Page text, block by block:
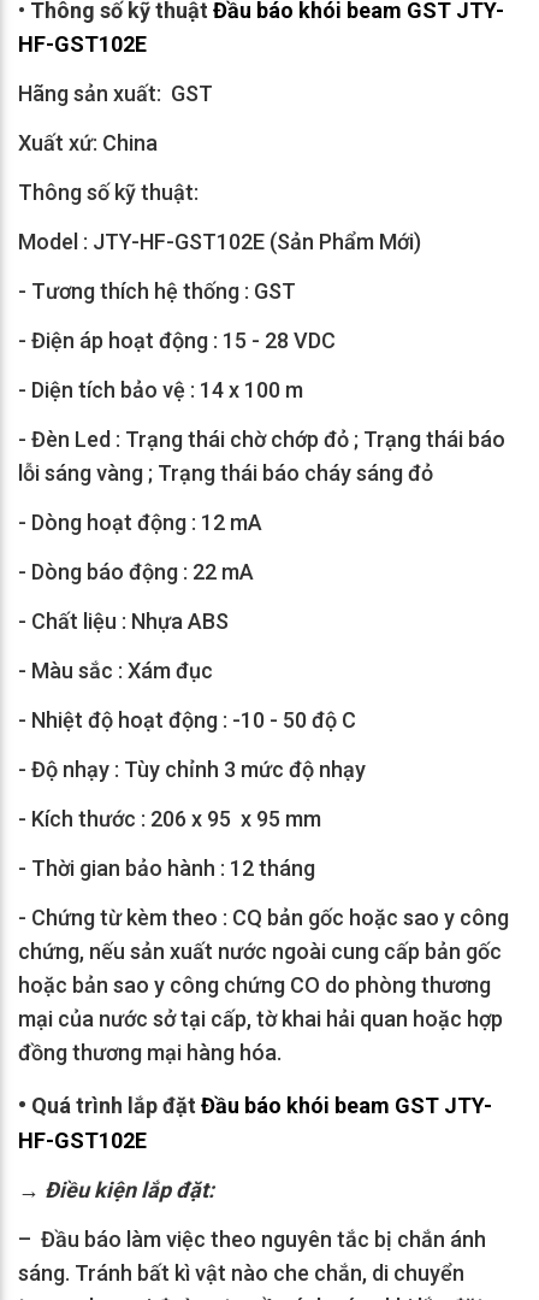
• Thông số kỹ thuật Đầu báo khói beam GST JTY-
HF-GST102E
Hãng sản xuất: GST
Xuất xứ: China
Thông số kỹ thuật:
Model : JTY-HF-GST102E (Sản Phẩm Mới)
- Tương thích hệ thống : GST
- Điện áp hoạt động : 15 - 28 VDC
- Diện tích bảo vệ : 14 x 100 m
- Đèn Led : Trạng thái chờ chớp đỏ ; Trạng thái báo
lỗi sáng vàng ; Trạng thái báo cháy sáng đỏ
- Dòng hoạt động : 12 mA
- Dòng báo động : 22 mA
- Chất liệu : Nhựa ABS
- Màu sắc : Xám đục
- Nhiệt độ hoạt động : -10 - 50 độ C
- Độ nhạy : Tùy chỉnh 3 mức độ nhạy
- Kích thước : 206 x 95 x 95 mm
- Thời gian bảo hành : 12 tháng
- Chứng từ kèm theo : CQ bản gốc hoặc sao y công
chứng, nếu sản xuất nước ngoài cung cấp bản gốc
hoặc bản sao y công chứng CO do phòng thương
mại của nước sở tại cấp, tờ khai hải quan hoặc hợp
đồng thương mại hàng hóa.
• Quá trình lắp đặt Đầu báo khói beam GST JTY-
HF-GST102E
→ Điều kiện lắp đặt:
– Đầu báo làm việc theo nguyên tắc bị chắn ánh
sáng. Tránh bất kì vật nào che chắn, di chuyển